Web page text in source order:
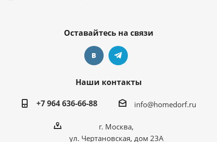
Оставайтесь на связи
Наши контакты
+7 964 636-66-88
info@homedorf.ru
г. Москва,
ул. Чертановская, дом 23А